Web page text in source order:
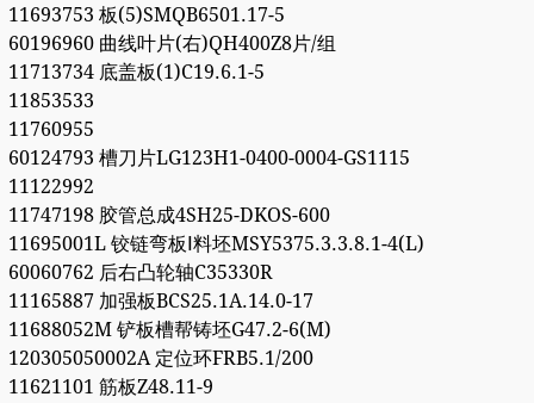
11693753 板(5)SMQB6501.17-5
60196960 曲线叶片(右)QH400Z8片/组
11713734 底盖板(1)C19.6.1-5
11853533
11760955
60124793 槽刀片LG123H1-0400-0004-GS1115
11122992
11747198 胶管总成4SH25-DKOS-600
11695001L 铰链弯板Ⅰ料坯MSY5375.3.3.8.1-4(L)
60060762 后右凸轮轴C35330R
11165887 加强板BCS25.1A.14.0-17
11688052M 铲板槽帮铸坯G47.2-6(M)
120305050002A 定位环FRB5.1/200
11621101 筋板Z48.11-9